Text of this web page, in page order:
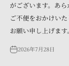
がございます。あ
ご不便をおかけい
お願い申し上げます
2026年7月28日